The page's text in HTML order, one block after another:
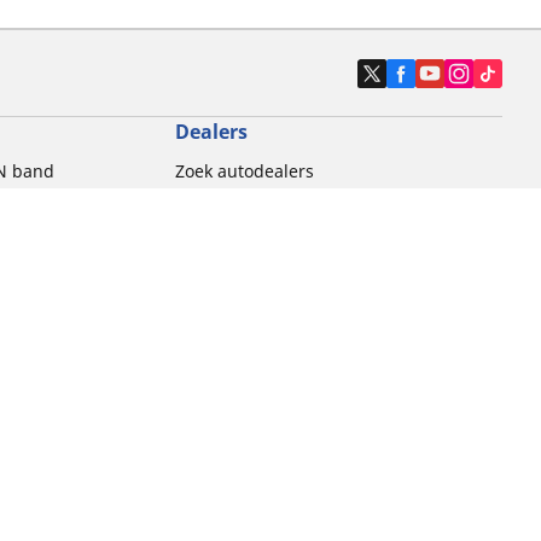
band
Dealers
Zoek autodealers